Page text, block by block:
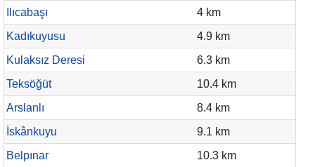
Ilıcabaşı
4 km
Kadıkuyusu
4.9 km
Kulaksız Deresi
6.3 km
Teksöğüt
10.4 km
Arslanlı
8.4 km
İskânkuyu
9.1 km
Belpınar
10.3 km